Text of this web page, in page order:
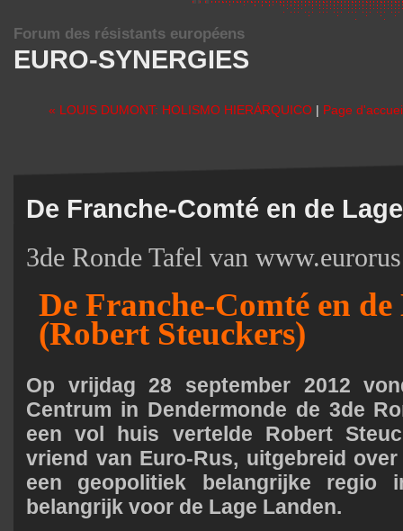
EURO-SYNERGIES
Forum des résistants européens
« LOUIS DUMONT: HOLISMO HIERÁRQUICO | Page
De Franche-Comté en de
3de Ronde Tafel van
De Franche-Comté en
(Robert Steuckers)
Op vrijdag 28 september 2012
Centrum in Dendermonde de 3de
een vol huis vertelde Robert
vriend van Euro-Rus, uitgebreid
een geopolitiek belangrijke regio
belangrijk voor de Lage Landen.